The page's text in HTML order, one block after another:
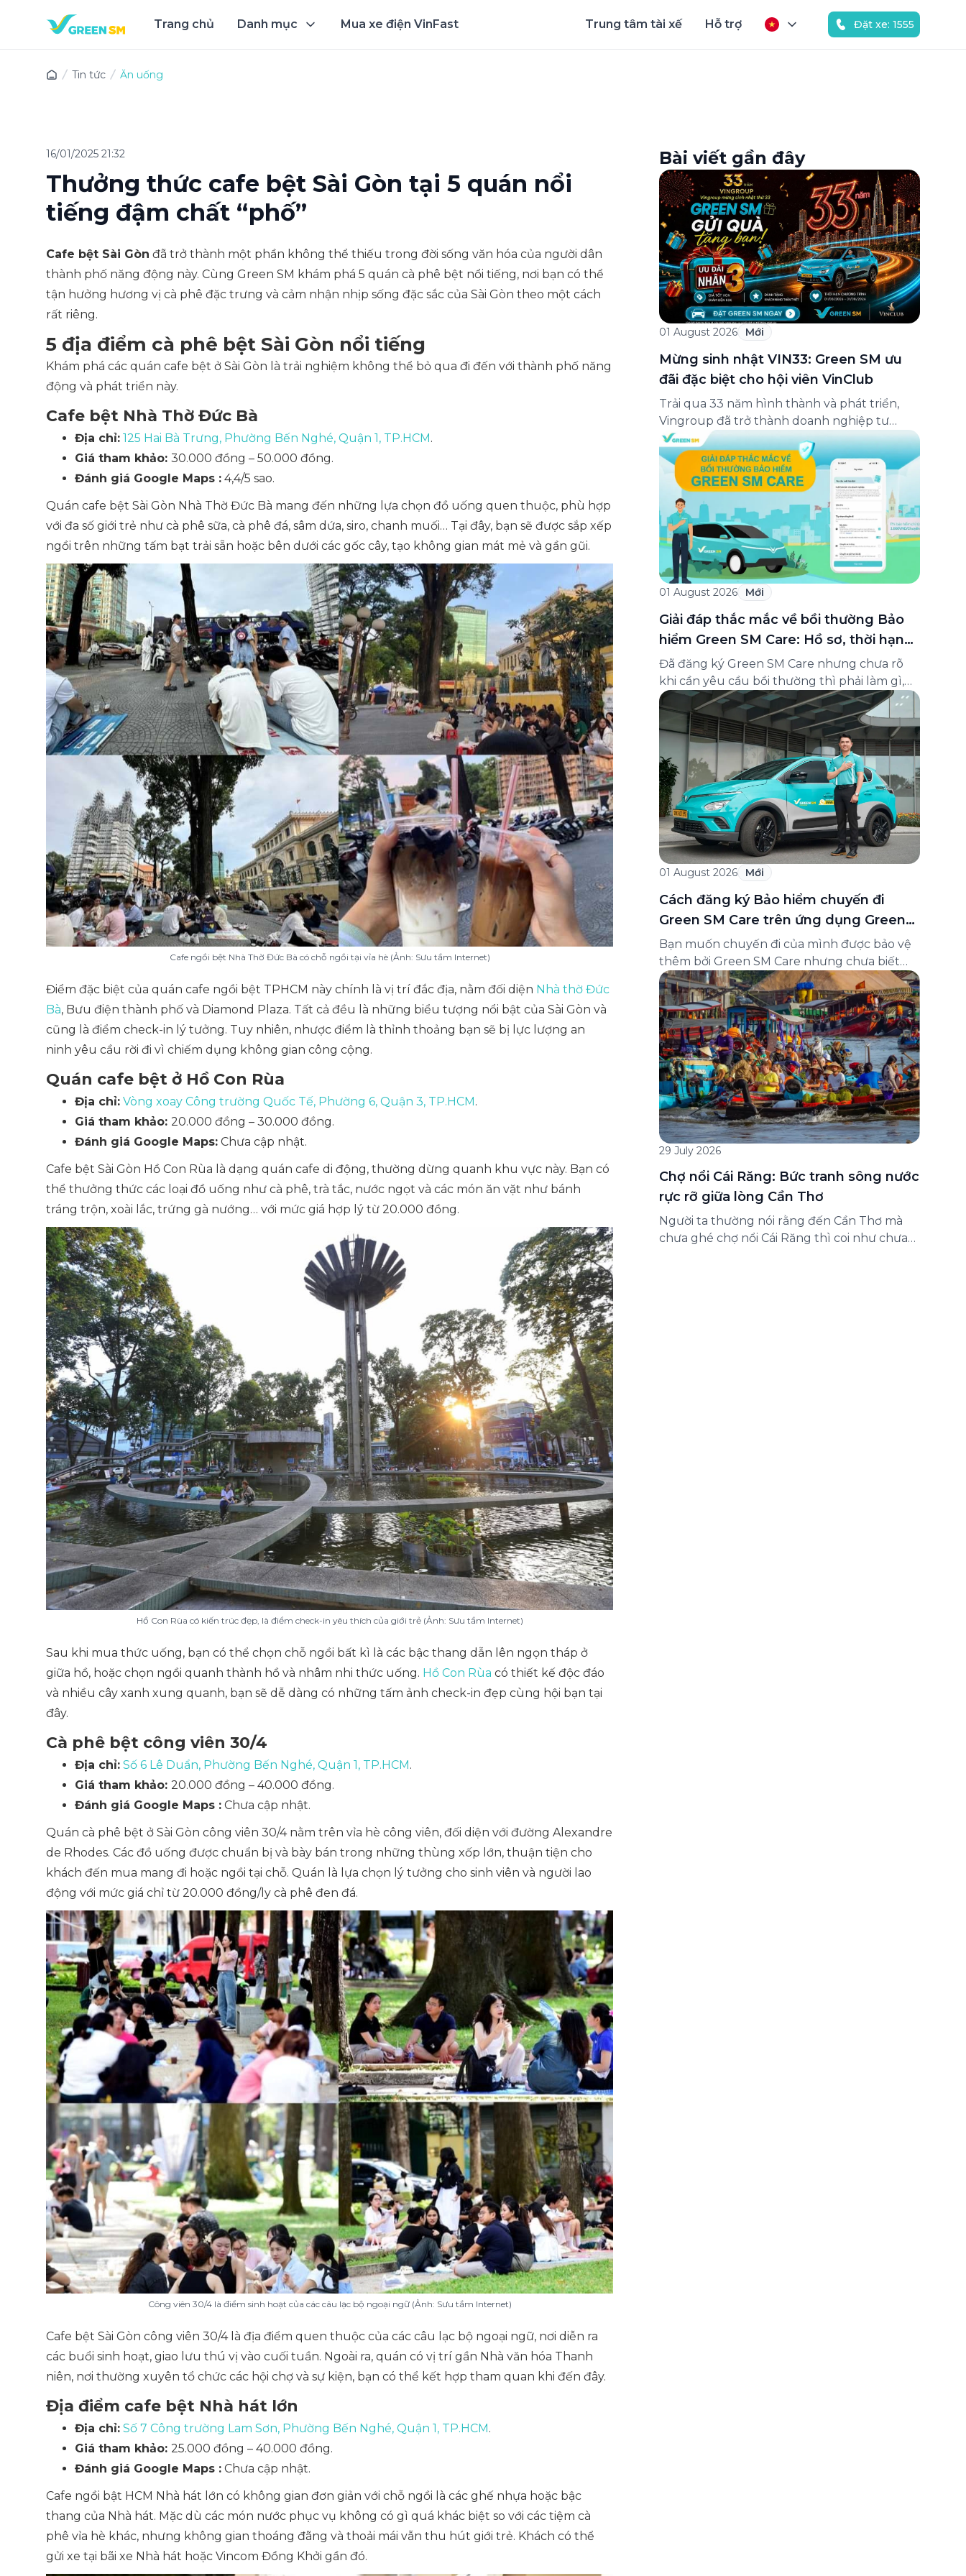
Trang chủ Danh mục Mua xe điện VinFast Trung tâm tài xế Hỗ trợ Đặt xe: 1555
Tin tức Ăn uống
16/01/2025 21:32
Thưởng thức cafe bệt Sài Gòn tại 5 quán nổi
tiếng đậm chất “phố”
Cafe bệt Sài Gòn đã trở thành một phần không thể thiếu trong đời sống văn hóa của người dân
thành phố năng động này. Cùng Green SM khám phá 5 quán cà phê bệt nổi tiếng, nơi bạn có thể
tận hưởng hương vị cà phê đặc trưng và cảm nhận nhịp sống đặc sắc của Sài Gòn theo một cách
rất riêng.
5 địa điểm cà phê bệt Sài Gòn nổi tiếng
Khám phá các quán cafe bệt ở Sài Gòn là trải nghiệm không thể bỏ qua đi đến với thành phố năng
động và phát triển này.
Cafe bệt Nhà Thờ Đức Bà
Địa chỉ: 125 Hai Bà Trưng, Phường Bến Nghé, Quận 1, TP.HCM.
Giá tham khảo: 30.000 đồng – 50.000 đồng.
Đánh giá Google Maps : 4,4/5 sao.
Quán cafe bệt Sài Gòn Nhà Thờ Đức Bà mang đến những lựa chọn đồ uống quen thuộc, phù hợp
với đa số giới trẻ như cà phê sữa, cà phê đá, sâm dứa, siro, chanh muối… Tại đây, bạn sẽ được sắp xếp
ngồi trên những tấm bạt trải sẵn hoặc bên dưới các gốc cây, tạo không gian mát mẻ và gần gũi.
Cafe ngồi bệt Nhà Thờ Đức Bà có chỗ ngồi tại vỉa hè (Ảnh: Sưu tầm Internet)
Điểm đặc biệt của quán cafe ngồi bệt TPHCM này chính là vị trí đắc địa, nằm đối diện Nhà thờ Đức
Bà, Bưu điện thành phố và Diamond Plaza. Tất cả đều là những biểu tượng nổi bật của Sài Gòn và
cũng là điểm check-in lý tưởng. Tuy nhiên, nhược điểm là thỉnh thoảng bạn sẽ bị lực lượng an
ninh yêu cầu rời đi vì chiếm dụng không gian công cộng.
Quán cafe bệt ở Hồ Con Rùa
Địa chỉ: Vòng xoay Công trường Quốc Tế, Phường 6, Quận 3, TP.HCM.
Giá tham khảo: 20.000 đồng – 30.000 đồng.
Đánh giá Google Maps: Chưa cập nhật.
Cafe bệt Sài Gòn Hồ Con Rùa là dạng quán cafe di động, thường dừng quanh khu vực này. Bạn có
thể thưởng thức các loại đồ uống như cà phê, trà tắc, nước ngọt và các món ăn vặt như bánh
tráng trộn, xoài lắc, trứng gà nướng… với mức giá hợp lý từ 20.000 đồng.
Hồ Con Rùa có kiến trúc đẹp, là điểm check-in yêu thích của giới trẻ (Ảnh: Sưu tầm Internet)
Sau khi mua thức uống, bạn có thể chọn chỗ ngồi bất kì là các bậc thang dẫn lên ngọn tháp ở
giữa hồ, hoặc chọn ngồi quanh thành hồ và nhâm nhi thức uống. Hồ Con Rùa có thiết kế độc đáo
và nhiều cây xanh xung quanh, bạn sẽ dễ dàng có những tấm ảnh check-in đẹp cùng hội bạn tại
đây.
Cà phê bệt công viên 30/4
Địa chỉ: Số 6 Lê Duẩn, Phường Bến Nghé, Quận 1, TP.HCM.
Giá tham khảo: 20.000 đồng – 40.000 đồng.
Đánh giá Google Maps : Chưa cập nhật.
Quán cà phê bệt ở Sài Gòn công viên 30/4 nằm trên vỉa hè công viên, đối diện với đường Alexandre
de Rhodes. Các đồ uống được chuẩn bị và bày bán trong những thùng xốp lớn, thuận tiện cho
khách đến mua mang đi hoặc ngồi tại chỗ. Quán là lựa chọn lý tưởng cho sinh viên và người lao
động với mức giá chỉ từ 20.000 đồng/ly cà phê đen đá.
Công viên 30/4 là điểm sinh hoạt của các câu lạc bộ ngoại ngữ (Ảnh: Sưu tầm Internet)
Cafe bệt Sài Gòn công viên 30/4 là địa điểm quen thuộc của các câu lạc bộ ngoại ngữ, nơi diễn ra
các buổi sinh hoạt, giao lưu thú vị vào cuối tuần. Ngoài ra, quán có vị trí gần Nhà văn hóa Thanh
niên, nơi thường xuyên tổ chức các hội chợ và sự kiện, bạn có thể kết hợp tham quan khi đến đây.
Địa điểm cafe bệt Nhà hát lớn
Địa chỉ: Số 7 Công trường Lam Sơn, Phường Bến Nghé, Quận 1, TP.HCM.
Giá tham khảo: 25.000 đồng – 40.000 đồng.
Đánh giá Google Maps : Chưa cập nhật.
Cafe ngồi bật HCM Nhà hát lớn có không gian đơn giản với chỗ ngồi là các ghế nhựa hoặc bậc
thang của Nhà hát. Mặc dù các món nước phục vụ không có gì quá khác biệt so với các tiệm cà
phê vỉa hè khác, nhưng không gian thoáng đãng và thoải mái vẫn thu hút giới trẻ. Khách có thể
gửi xe tại bãi xe Nhà hát hoặc Vincom Đồng Khởi gần đó.
Bài viết gần đây
01 August 2026 Mới
Mừng sinh nhật VIN33: Green SM ưu
đãi đặc biệt cho hội viên VinClub
Trải qua 33 năm hình thành và phát triển,
Vingroup đã trở thành doanh nghiệp tư
nhân đa ngành lớn nhất Việt Nam, lọt Top 30
doanh nghiệp lớn nhất Đông Nam Á theo
bảng xếp hạng của Tạp chí Fortune (Mỹ).
Nhân kỷ niệm 33 năm thành lập (8/8/1993
đến 8/8/2026), Green SM trân […]
01 August 2026 Mới
Giải đáp thắc mắc về bồi thường Bảo
hiểm Green SM Care: Hồ sơ, thời hạn
và cách liên hệ hỗ trợ
Đã đăng ký Green SM Care nhưng chưa rõ
khi cần yêu cầu bồi thường thì phải làm gì,
hồ sơ ra sao, hay giấy chứng nhận bảo hiểm
tìm ở đâu? Bài viết này tổng hợp đầy đủ các
câu hỏi thường gặp nhất về quy trình bồi
thường và hỗ trợ của Green […]
01 August 2026 Mới
Cách đăng ký Bảo hiểm chuyến đi
Green SM Care trên ứng dụng Green
SM
Bạn muốn chuyến đi của mình được bảo vệ
thêm bởi Green SM Care nhưng chưa biết
đăng ký ở đâu? Bài viết dưới đây sẽ hướng
dẫn chi tiết cách tham gia (và hủy tham gia)
gói bảo hiểm này ngay trên ứng dụng Green
SM, cùng những lưu ý quan trọng trước khi
[…]
29 July 2026
Chợ nổi Cái Răng: Bức tranh sông nước
rực rỡ giữa lòng Cần Thơ
Người ta thường nói rằng đến Cần Thơ mà
chưa ghé chợ nổi Cái Răng thì coi như chưa